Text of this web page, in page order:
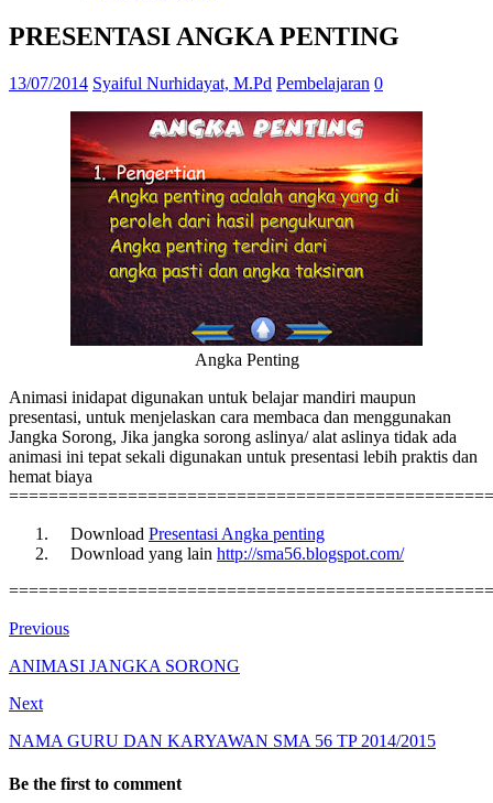
PRESENTASI ANGKA PENTING
13/07/2014 Syaiful Nurhidayat, M.Pd Pembelajaran 0
Angka Penting
Animasi inidapat digunakan untuk belajar mandiri maupun
presentasi, untuk menjelaskan cara membaca dan menggunakan
Jangka Sorong, Jika jangka sorong aslinya/ alat aslinya tidak ada
animasi ini tepat sekali digunakan untuk presentasi lebih praktis dan
hemat biaya
Download Presentasi Angka penting
Download yang lain http://sma56.blogspot.com/
Previous
ANIMASI JANGKA SORONG
Next
NAMA GURU DAN KARYAWAN SMA 56 TP 2014/2015
Be the first to comment